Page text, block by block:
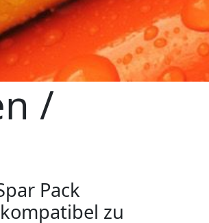
/
Pack
zu